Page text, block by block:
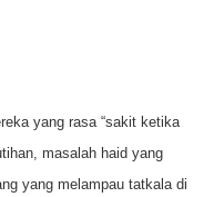
yang rasa “sakit ketika
masalah haid yang
yang melampau tatkala di